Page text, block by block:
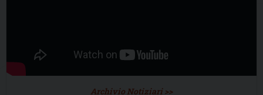
Archivio Notiziari >>